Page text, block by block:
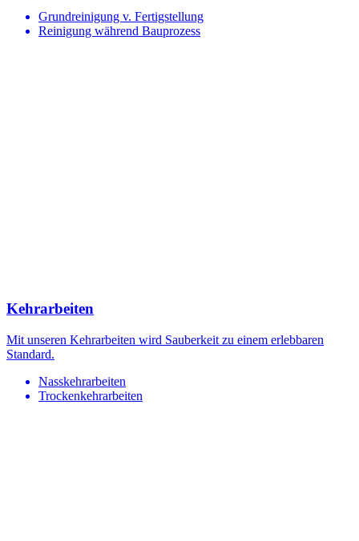
Grundreinigung v. Fertigstellung
Reinigung während Bauprozess
Kehrarbeiten
Mit unseren Kehrarbeiten wird Sauberkeit zu einem erlebbaren
Standard.
Nasskehrarbeiten
Trockenkehrarbeiten